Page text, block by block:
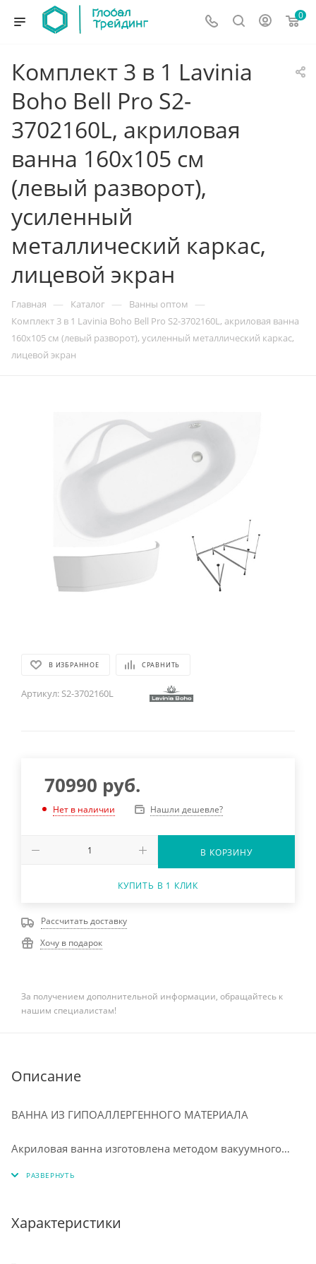
0
Комплект 3 в 1 Lavinia
Boho Bell Pro S2-
3702160L, акриловая
ванна 160x105 см
(левый разворот),
усиленный
металлический каркас,
лицевой экран
Главная — Каталог — Ванны оптом —
Комплект 3 в 1 Lavinia Boho Bell Pro S2-3702160L, акриловая ванна
160x105 см (левый разворот), усиленный металлический каркас,
лицевой экран
В ИЗБРАННОЕ СРАВНИТЬ
Артикул: S2-3702160L
70990 руб.
Нет в наличии Нашли дешевле?
В КОРЗИНУ
КУПИТЬ В 1 КЛИК
Рассчитать доставку
Хочу в подарок
За получением дополнительной информации, обращайтесь к
нашим специалистам!
Описание
ВАННА ИЗ ГИПОАЛЛЕРГЕННОГО МАТЕРИАЛА
Акриловая ванна изготовлена методом вакуумного
акрилового листа ПММА. Технология производства
долговечность. Приятная на ощупь, тёплая структура
акрила с первых минут приобретает температуру
Характеристики